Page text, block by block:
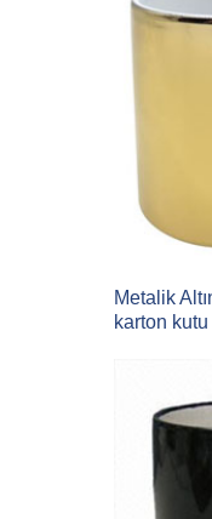
Metalik
karton kutu